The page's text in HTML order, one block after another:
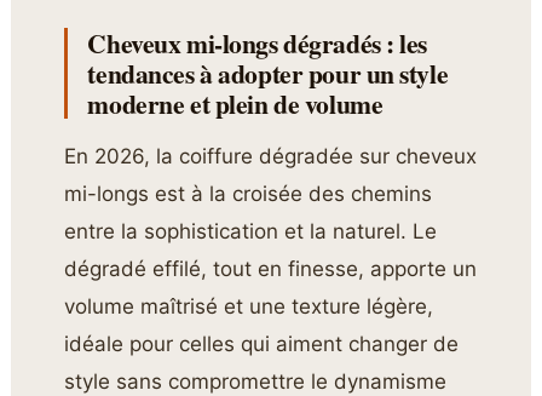
Cheveux mi-longs dégradés : les
tendances à adopter pour un style
moderne et plein de volume
En 2026, la coiffure dégradée sur cheveux
mi-longs est à la croisée des chemins
entre la sophistication et la naturel. Le
dégradé effilé, tout en finesse, apporte un
volume maîtrisé et une texture légère,
idéale pour celles qui aiment changer de
style sans compromettre le dynamisme